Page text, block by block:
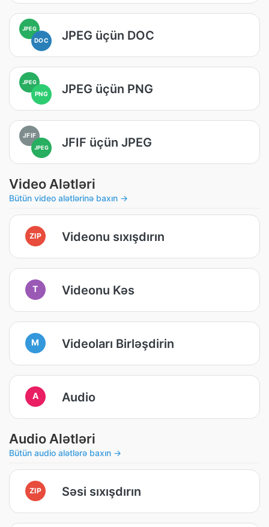
JPEG
DOC JPEG üçün DOC
JPEG
PNG JPEG üçün PNG
JFIF
JPEG JFIF üçün JPEG
Video Alətləri
Bütün video alətlərinə baxın →
ZIP Videonu sıxışdırın
T Videonu Kəs
M Videoları Birləşdirin
A Audio
Audio Alətləri
Bütün audio alətlərə baxın →
ZIP Səsi sıxışdırın